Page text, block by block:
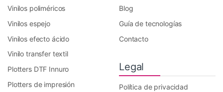
Vinilos poliméricos
Vinilos espejo
Vinilos efecto ácido
Vinilo transfer textil
Plotters DTF Innuro
Plotters de impresión
Blog
Guía de tecnologías
Contacto
Legal
Política de privacidad